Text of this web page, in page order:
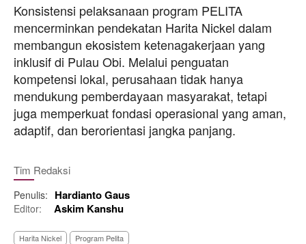
Konsistensi pelaksanaan program PELITA
mencerminkan pendekatan Harita Nickel dalam
membangun ekosistem ketenagakerjaan yang
inklusif di Pulau Obi. Melalui penguatan
kompetensi lokal, perusahaan tidak hanya
mendukung pemberdayaan masyarakat, tetapi
juga memperkuat fondasi operasional yang aman,
adaptif, dan berorientasi jangka panjang.
Tim Redaksi
Penulis: Hardianto Gaus
Editor: Askim Kanshu
Harita Nickel Program Pelita